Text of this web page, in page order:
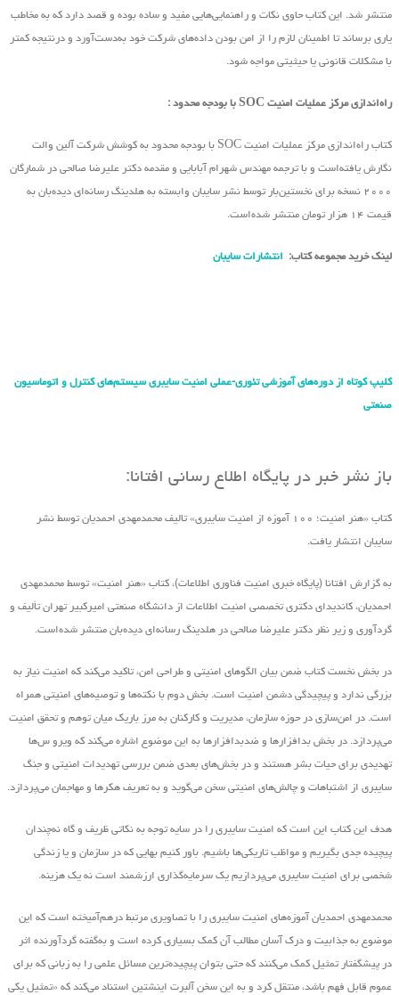
منتشر شد. این کتاب حاوی نکات و راهنمایی‌هایی مفید و ساده بوده و قصد دارد که به مخاطب
یاری برساند تا اطمینان لازم را از امن بودن داده‌های شرکت خود به‌دست‌آورد و درنتیجه کمتر
با مشکلات قانونی یا حیثیتی مواجه شود.
راه‌اندازی مرکز عملیات امنیت SOC با بودجه محدود :
کتاب راه‌اندازی مرکز عملیات امنیت SOC با بودجه محدود به کوشش شرکت آلین والت
نگارش یافته‌است و با ترجمه مهندس شهرام آبابایی و مقدمه دکتر علیرضا صالحی در شمارگان
۲۰۰۰ نسخه برای نخستین‌بار توسط نشر سایبان وابسته به هلدینگ رسانه‌ای دیده‌بان به
قیمت ۱۴ هزار تومان منتشر شده‌است.
لینک خرید مجموعه کتاب: انتشارات سایبان
کلیپ کوتاه از دوره‌های آموزشی تئوری-عملی امنیت سایبری سیستم‌های کنترل و اتوماسیون
صنعتی
باز نشر خبر در پایگاه اطلاع رسانی افتانا:
کتاب «هنر امنیت؛ ۱۰۰ آموزه از امنیت سایبری» تالیف محمدمهدی احمدیان توسط نشر
سایبان انتشار یافت.
به گزارش افتانا (پایگاه خبری امنیت فناوری اطلاعات)، کتاب «هنر امنیت» توسط محمدمهدی
احمدیان، کاندیدای دکتری تخصصی امنیت اطلاعات از دانشگاه صنعتی امیرکبیر تهران تألیف و
گردآوری و زیر نظر دکتر علیرضا صالحی در هلدینگ رسانه‌ای دیده‌بان منتشر شده‌است.
در بخش نخست کتاب ضمن بیان الگوهای امنیتی و طراحی امن، تاکید می‌کند که امنیت نیاز به
بزرگی ندارد و پیچیدگی دشمن امنیت است. بخش دوم با نکته‌ها و توصیه‌های امنیتی همراه
است. در امن‌سازی در حوزه‌ سازمان، مدیریت و کارکنان به مرز باریک میان توهم و تحقق امنیت
می‌پردازد. در بخش بدافزارها و ضدبدافزارها به این موضوع اشاره می‌کند که ویرو س‌ها
تهدیدی برای حیات بشر هستند و در بخش‌های بعدی ضمن بررسی تهدیدات امنیتی و جنگ
سایبری از اشتباهات و چالش‌های امنیتی سخن می‌گوید و به تعریف هکرها و مهاجمان می‌پردازد.
هدف این کتاب این است که امنیت سایبری را در سایه توجه به نکاتی ظریف و گاه نه‌چندان
پیچیده جدی بگیریم و مواظب تاریکی‌ها باشیم. باور کنیم بهایی که در سازمان و یا زندگی
شخصی برای امنیت سایبری می‌پردازیم یک سرمایه‌گذاری ارزشمند است نه یک هزینه.
محمدمهدی احمدیان آموزه‌های امنیت سایبری را با تصاویری مرتبط درهم‌آمیخته است که این
موضوع به جذابیت و درک آسان مطالب آن کمک بسیاری کرده است و به‌گفته گردآورنده اثر
در پیشگفتار تمثیل کمک می‌کنند که حتی بتوان پیچیده‌ترین مسائل علمی را به زبانی که برای
عموم قابل فهم باشد، منتقل کرد و به این سخن آلبرت اینشتین استناد می‌کند که «تمثیل یکی